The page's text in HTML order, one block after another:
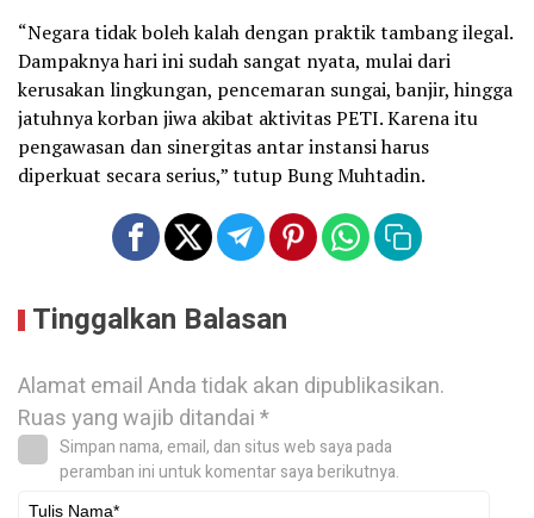
“Negara tidak boleh kalah dengan praktik tambang ilegal.
Dampaknya hari ini sudah sangat nyata, mulai dari
kerusakan lingkungan, pencemaran sungai, banjir, hingga
jatuhnya korban jiwa akibat aktivitas PETI. Karena itu
pengawasan dan sinergitas antar instansi harus
diperkuat secara serius,” tutup Bung Muhtadin.
Tinggalkan Balasan
Alamat email Anda tidak akan dipublikasikan.
Ruas yang wajib ditandai*
Simpan nama, email, dan situs web saya pada
peramban ini untuk komentar saya berikutnya.